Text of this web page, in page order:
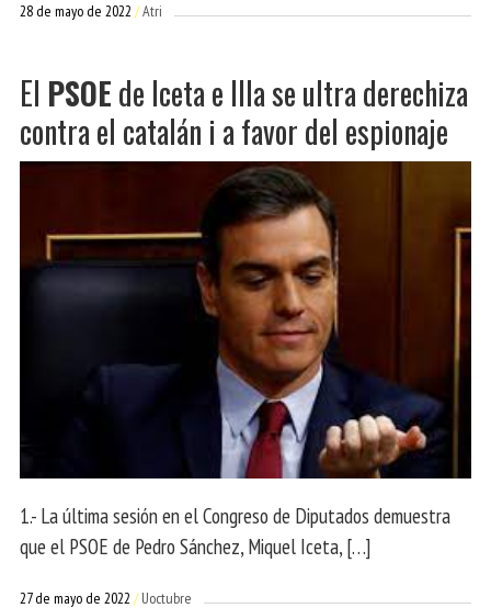
28 de mayo de 2022 Atri
El PSOEde Iceta e Illa se ultra derechiza
contra el catalán i a favor del espionaje
1.- La última sesión en el Congreso de Diputados demuestra
que el PSOE de Pedro Sánchez, Miquel Iceta, […]
27 de mayo de 2022 Uoctubre